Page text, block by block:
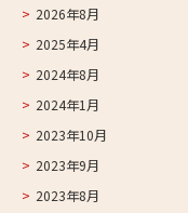
2026年8月
2025年4月
2024年8月
2024年1月
2023年10月
2023年9月
2023年8月